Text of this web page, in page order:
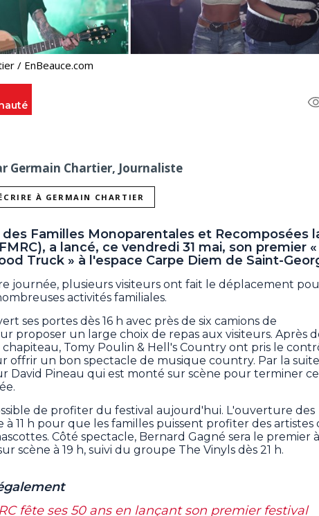
/ EnBeauce.com
Germain Chartier, Journaliste
À GERMAIN CHARTIER
des Familles Monoparentales et Recomposées
a lancé, ce vendredi 31 mai, son premier «
Truck » à l'espace Carpe Diem de Saint-
journée, plusieurs visiteurs ont fait le déplacement
activités familiales.
ses portes dès 16 h avec près de six camions de
proposer un large choix de repas aux visiteurs. Après
chapiteau, Tomy Poulin & Hell's Country ont pris le
offrir un bon spectacle de musique country. Par la
David Pineau qui est monté sur scène pour terminer
de profiter du festival aujourd'hui. L'ouverture des
à 11 h pour que les familles puissent profiter des artistes
Côté spectacle, Bernard Gagné sera le premier à
scène à 19 h, suivi du groupe The Vinyls dès 21 h.
fête ses 50 ans en lançant son premier festival